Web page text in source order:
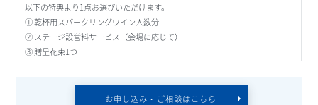
以下の特典より1点お選びいただけます。
① 乾杯用スパークリングワイン人数分
② ステージ設営料サービス（会場に応じて）
③ 贈呈花束1つ
お申し込み・ご相談はこちら